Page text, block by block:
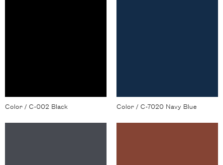
Color / C-002 Black Color / C-7020 Navy Blue